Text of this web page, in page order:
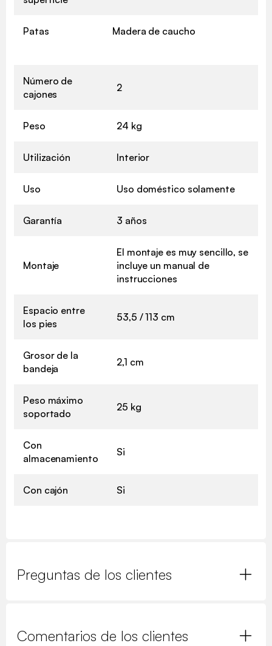
Patas Madera de caucho
Número de
cajones
2
Peso 24 kg
Utilización Interior
Uso Uso doméstico solamente
Garantía 3 años
Montaje
El montaje es muy sencillo, se
incluye un manual de
instrucciones
Espacio entre
los pies
53,5 / 113 cm
Grosor de la
bandeja
2,1 cm
Peso máximo
soportado
25 kg
Con
almacenamiento
Si
Con cajón Si
Preguntas de los clientes
Comentarios de los clientes